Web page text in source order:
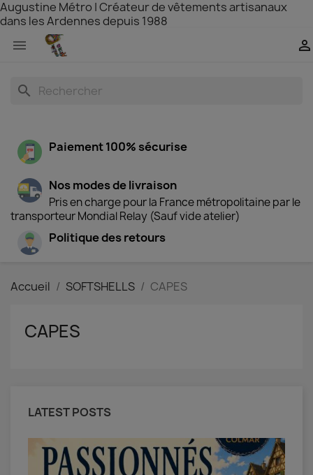
Augustine Métro | Créateur de vêtements artisanaux
dans les Ardennes depuis 1988
 
search
Paiement 100% sécurise
Nos modes de livraison
Pris en charge pour la France métropolitaine par le
transporteur Mondial Relay (Sauf vide atelier)
Politique des retours
Accueil SOFTSHELLS CAPES
CAPES
LATEST POSTS